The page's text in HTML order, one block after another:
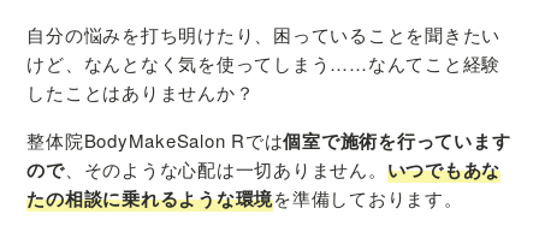
自分の悩みを打ち明けたり、困っていることを聞きたい
けど、なんとなく気を使ってしまう……なんてこと経験
したことはありませんか？
整体院BodyMakeSalon Rでは個室で施術を行っています
ので、そのような心配は一切ありません。 いつでもあな
たの相談に乗れるような環境を準備しております。